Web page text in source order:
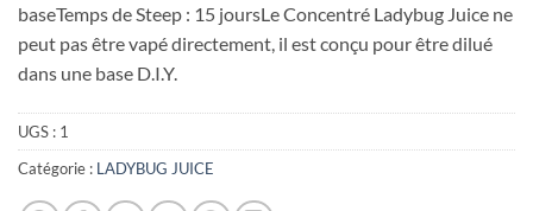
baseTemps de Steep : 15 joursLe Concentré Ladybug Juice ne
peut pas être vapé directement, il est conçu pour être dilué
dans une base D.I.Y.
UGS : 1
Catégorie : LADYBUG JUICE